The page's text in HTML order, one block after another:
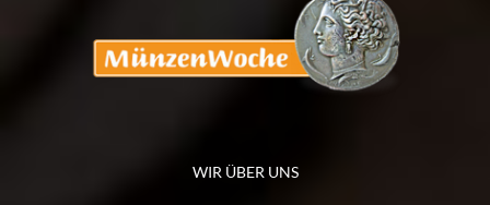
WIR ÜBER UNS